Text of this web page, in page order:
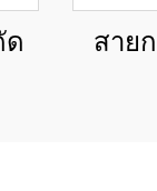
ด
สาย